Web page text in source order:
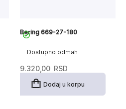
Dostupno odmah
Bering 669-27-180
9.320,00 RSD
Dodaj u korpu